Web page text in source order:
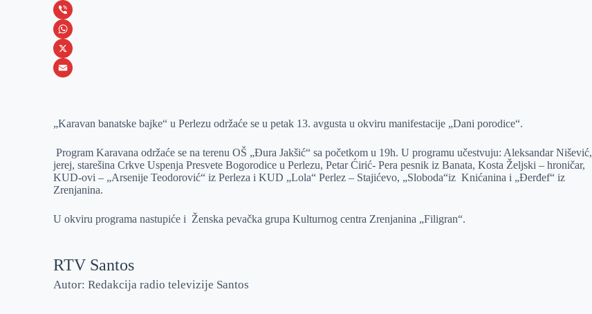
c
e
b
o
e
s
s
e
e
L
i
n
k
I
V
i
b
W
h
s
p
p
X
a
l
„Karavan banatske bajke“ u Perlezu održaće se u petak 13. avgusta u okviru manifestacije „Dani porodice“.
Program Karavana održaće se na terenu OŠ „Đura Jakšić“ sa početkom u 19h. U programu učestvuju: Aleksandar Nišević,
jerej, starešina Crkve Uspenja Presvete Bogorodice u Perlezu, Petar Ćirić- Pera pesnik iz Banata, Kosta Željski – hroničar,
KUD-ovi – „Arsenije Teodorović“ iz Perleza i KUD „Lola“ Perlez – Stajićevo, „Sloboda“iz Knićanina i „Đerđef“ iz
Zrenjanina.
U okviru programa nastupiće i Ženska pevačka grupa Kulturnog centra Zrenjanina „Filigran“.
RTV Santos
Autor: Redakcija radio televizije Santos